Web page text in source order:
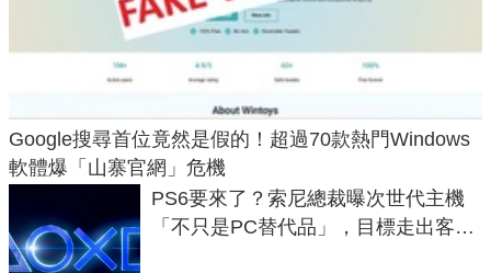
Google搜尋首位竟然是假的！超過70款熱門Windows
軟體爆「山寨官網」危機
PS6要來了？索尼總裁曝次世代主機
「不只是PC替代品」，目標走出客